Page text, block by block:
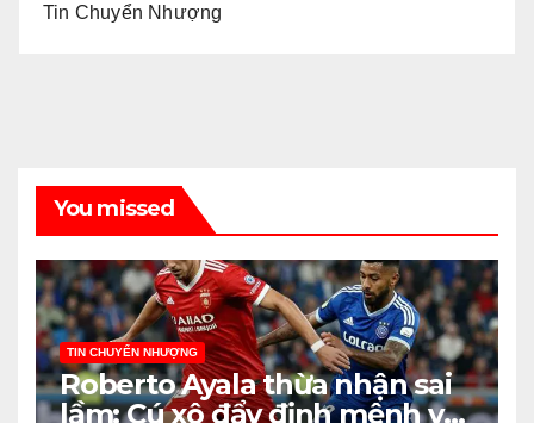
Tin Chuyển Nhượng
You missed
TIN CHUYỂN NHƯỢNG
Roberto Ayala thừa nhận sai
lầm: Cú xô đẩy định mệnh và